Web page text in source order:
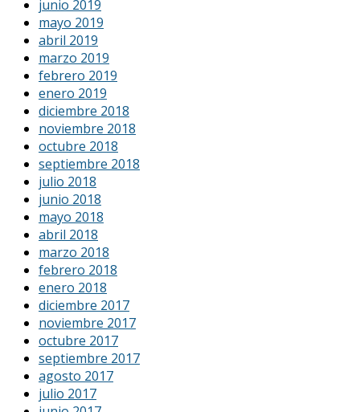
junio 2019
mayo 2019
abril 2019
marzo 2019
febrero 2019
enero 2019
diciembre 2018
noviembre 2018
octubre 2018
septiembre 2018
julio 2018
junio 2018
mayo 2018
abril 2018
marzo 2018
febrero 2018
enero 2018
diciembre 2017
noviembre 2017
octubre 2017
septiembre 2017
agosto 2017
julio 2017